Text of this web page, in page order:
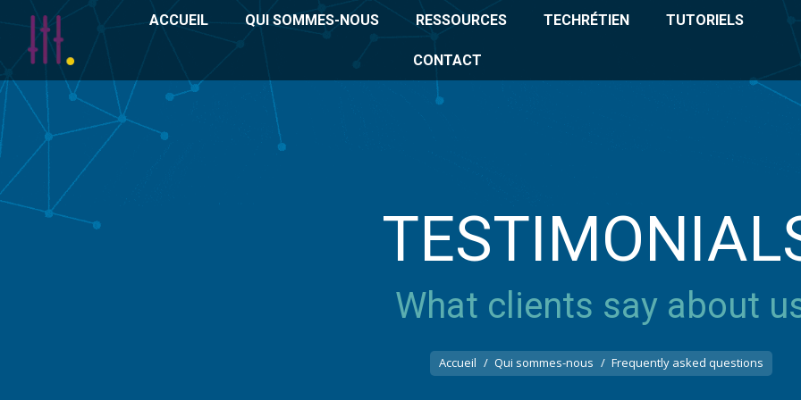
ACCUEIL QUI SOMMES-NOUS RESSOURCES TECHRÉTIEN TUTORIELS
CONTACT
What clients say about
Vous êtes ici :
Accueil Qui sommes-nous Frequently asked questions